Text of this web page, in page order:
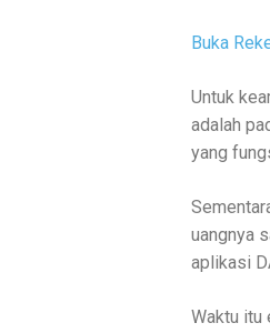
Buka
Untuk
adalah
yang
uangnya
aplikasi
Waktu itu